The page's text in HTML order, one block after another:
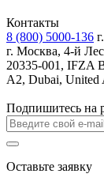
Контакты
8 (800) 5000-136
г. Москва, 4-й
20335-001, IFZA
A2, Dubai, United
Подпишитесь на
Оставьте заявку